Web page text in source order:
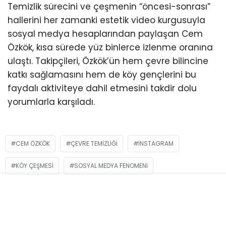
Temizlik sürecini ve çeşmenin “öncesi-sonrası”
hallerini her zamanki estetik video kurgusuyla
sosyal medya hesaplarından paylaşan Cem
Özkök, kısa sürede yüz binlerce izlenme oranına
ulaştı. Takipçileri, Özkök’ün hem çevre bilincine
katkı sağlamasını hem de köy gençlerini bu
faydalı aktiviteye dahil etmesini takdir dolu
yorumlarla karşıladı.
CEM ÖZKÖK ÇEVRE TEMIZLIĞI INSTAGRAM
KÖY ÇEŞMESI SOSYAL MEDYA FENOMENI